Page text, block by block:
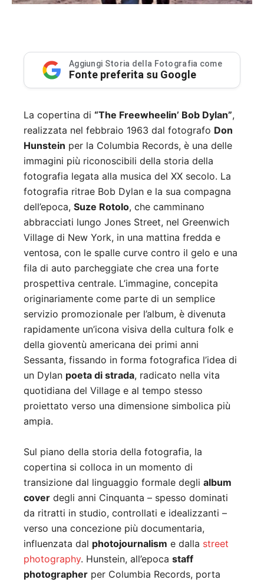
Aggiungi Storia della Fotografia come
Fonte preferita su Google
La copertina di “The Freewheelin’ Bob Dylan”,
realizzata nel febbraio 1963 dal fotografo Don
Hunstein per la Columbia Records, è una delle
immagini più riconoscibili della storia della
fotografia legata alla musica del XX secolo. La
fotografia ritrae Bob Dylan e la sua compagna
dell’epoca, Suze Rotolo, che camminano
abbracciati lungo Jones Street, nel Greenwich
Village di New York, in una mattina fredda e
ventosa, con le spalle curve contro il gelo e una
fila di auto parcheggiate che crea una forte
prospettiva centrale. L’immagine, concepita
originariamente come parte di un semplice
servizio promozionale per l’album, è divenuta
rapidamente un’icona visiva della cultura folk e
della gioventù americana dei primi anni
Sessanta, fissando in forma fotografica l’idea di
un Dylan poeta di strada, radicato nella vita
quotidiana del Village e al tempo stesso
proiettato verso una dimensione simbolica più
ampia.
Sul piano della storia della fotografia, la
copertina si colloca in un momento di
transizione dal linguaggio formale degli album
cover degli anni Cinquanta – spesso dominati
da ritratti in studio, controllati e idealizzanti –
verso una concezione più documentaria,
influenzata dal photojournalism e dalla street
photography. Hunstein, all’epoca staff
photographer per Columbia Records, porta